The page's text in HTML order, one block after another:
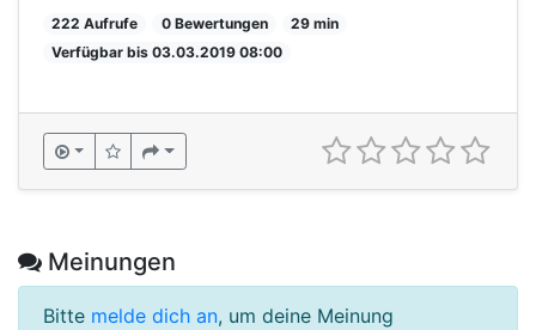
222 Aufrufe 0 Bewertungen
29 min
Verfügbar bis 03.03.2019 08:00
Meinungen
Bitte melde dich an, um deine Meinung